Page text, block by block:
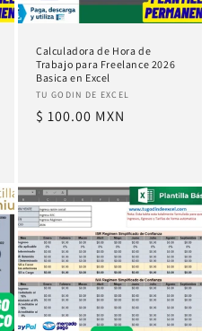
Calculadora de Hora de
Trabajo para Freelance 2026
Basica en Excel
Proveedor:
TU GODIN DE EXCEL
Precio
$ 100.00 MXN